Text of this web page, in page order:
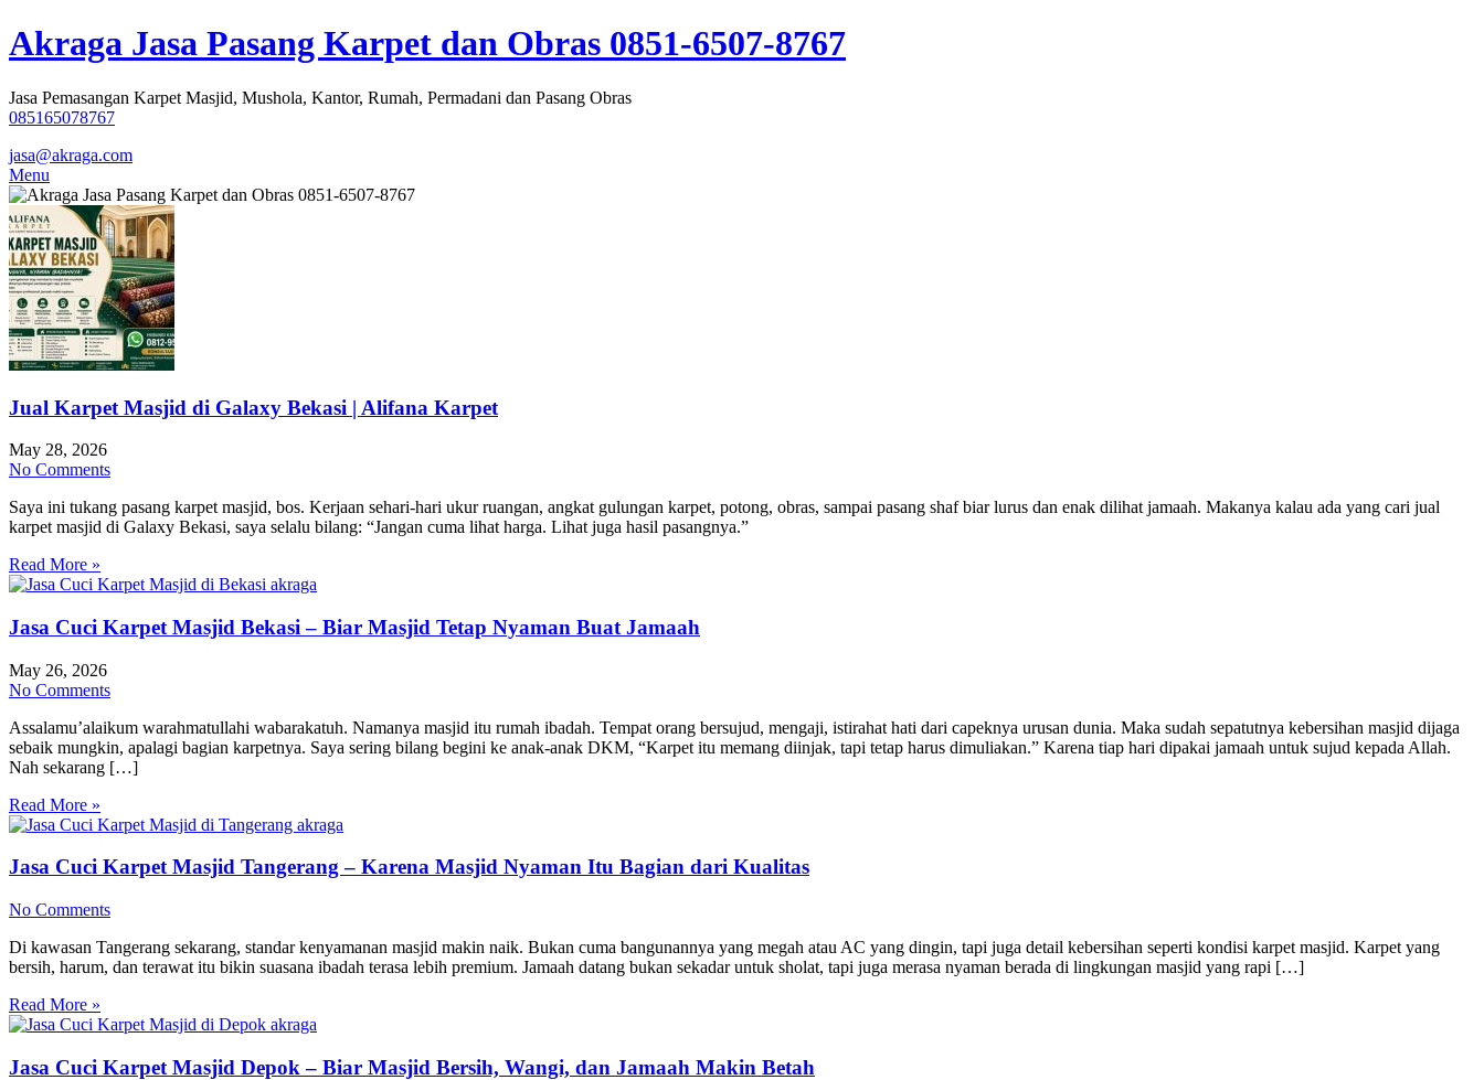
Skip
to
Akraga Jasa Pasang Karpet dan Obras 0851-6507-8767
Jasa Pemasangan Karpet Masjid, Mushola, Kantor, Rumah, Permadani dan Pasang Obras
085165078767
jasa@akraga.com
Menu
Jual Karpet Masjid di Galaxy Bekasi | Alifana Karpet
May 28, 2026
No Comments
Saya ini tukang pasang karpet masjid, bos. Kerjaan sehari-hari ukur ruangan, angkat gulungan karpet, potong, obras, sampai pasang shaf biar lurus dan enak dilihat jamaah. Makanya kalau ada yang cari jual
karpet masjid di Galaxy Bekasi, saya selalu bilang: “Jangan cuma lihat harga. Lihat juga hasil pasangnya.”
Read More »
Jasa Cuci Karpet Masjid Bekasi – Biar Masjid Tetap Nyaman Buat Jamaah
May 26, 2026
No Comments
Assalamu’alaikum warahmatullahi wabarakatuh. Namanya masjid itu rumah ibadah. Tempat orang bersujud, mengaji, istirahat hati dari capeknya urusan dunia. Maka sudah sepatutnya kebersihan masjid dijaga
sebaik mungkin, apalagi bagian karpetnya. Saya sering bilang begini ke anak-anak DKM, “Karpet itu memang diinjak, tapi tetap harus dimuliakan.” Karena tiap hari dipakai jamaah untuk sujud kepada Allah.
Nah sekarang […]
Read More »
Jasa Cuci Karpet Masjid Tangerang – Karena Masjid Nyaman Itu Bagian dari Kualitas
No Comments
Di kawasan Tangerang sekarang, standar kenyamanan masjid makin naik. Bukan cuma bangunannya yang megah atau AC yang dingin, tapi juga detail kebersihan seperti kondisi karpet masjid. Karpet yang
bersih, harum, dan terawat itu bikin suasana ibadah terasa lebih premium. Jamaah datang bukan sekadar untuk sholat, tapi juga merasa nyaman berada di lingkungan masjid yang rapi […]
Read More »
Jasa Cuci Karpet Masjid Depok – Biar Masjid Bersih, Wangi, dan Jamaah Makin Betah